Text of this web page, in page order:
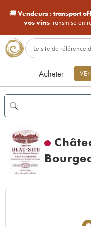
🚚Vendeurs : transport
vos vinstransmise
Acheter